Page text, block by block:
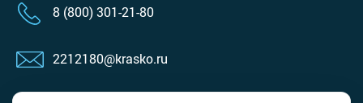
8 (800) 301-21-80
2212180@krasko.ru